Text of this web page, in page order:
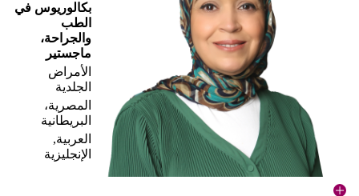
بكالوريوس في
الطب
والجراحة،
ماجستير
الأمراض
الجلدية
المصرية،
البريطانية
العربية,
الإنجليزية